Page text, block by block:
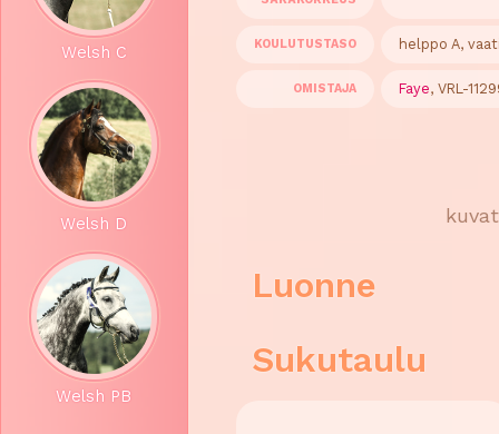
Welsh C
Welsh D
Welsh PB
KOULUTUSTASO helppo A,
OMISTAJA Faye, VRL-
Luonne
Sukutaulu